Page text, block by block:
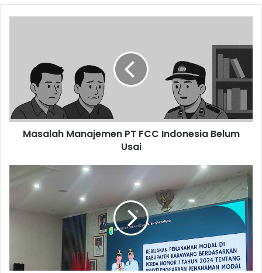
Indonesia
Belum
Masalah Manajemen PT FCC Indonesia Belum
Usai
Kumpulkan